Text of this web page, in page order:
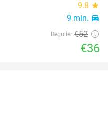
9.8 star
9 min. directions_car
Regulier €52
€36